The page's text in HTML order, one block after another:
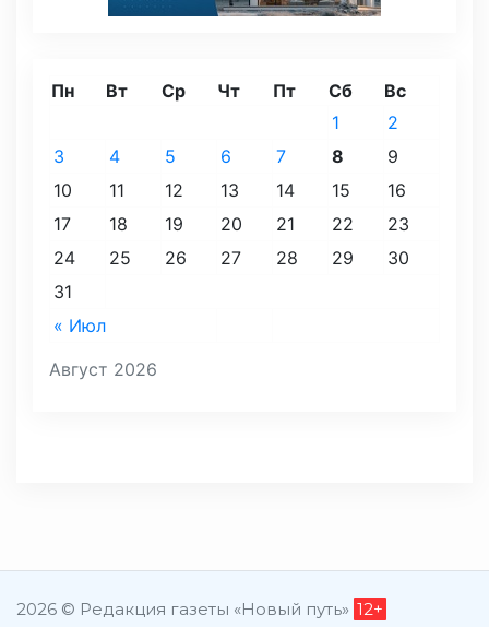
Август 2026
Пн Вт Ср Чт Пт Сб Вс
« Июл
1
2
3
4 5 6 7 8
9
10
11 12 13 14 15
16
17
18 19 20 21 22
23
24
25 26 27 28 29
30
31
2026 © Редакция газеты «Новый путь» 12+